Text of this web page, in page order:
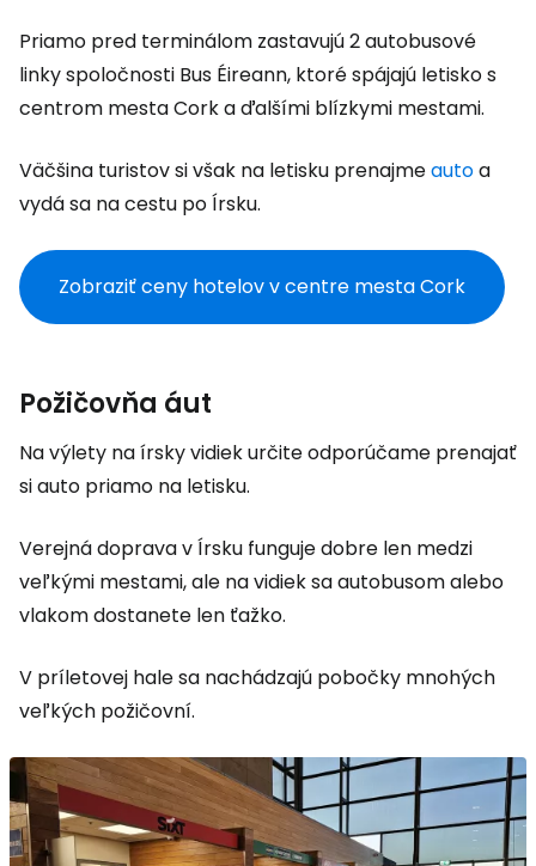
Priamo pred terminálom zastavujú 2 autobusové
linky spoločnosti Bus Éireann, ktoré spájajú letisko s
centrom mesta Cork a ďalšími blízkymi mestami.
Väčšina turistov si však na letisku prenajmeautoa
vydá sa na cestu po Írsku.
Zobraziť ceny hotelov v centre mesta Cork
Požičovňa áut
Na výlety na írsky vidiek určite odporúčame prenajať
si auto priamo na letisku.
Verejná doprava v Írsku funguje dobre len medzi
veľkými mestami, ale na vidiek sa autobusom alebo
vlakom dostanete len ťažko.
V príletovej hale sa nachádzajú pobočky mnohých
veľkých požičovní.